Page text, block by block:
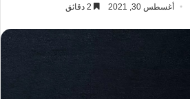
أغسطس 30, 2021